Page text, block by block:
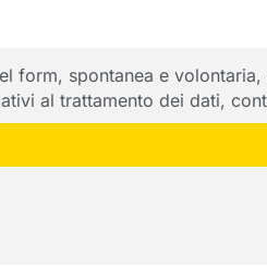
form, spontanea e
al trattamento dei dati,